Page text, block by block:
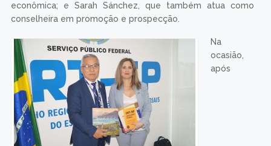
econômica; e Sarah Sánchez, que também atua como
conselheira em promoção e prospecção.
Na
ocasião,
após